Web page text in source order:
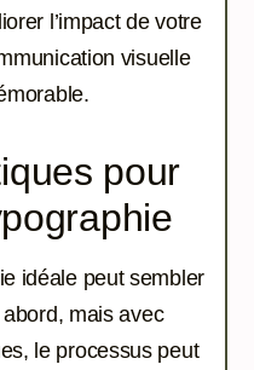
l’impact de votre
visuelle
pour
idéale peut sembler
mais avec
le processus peut